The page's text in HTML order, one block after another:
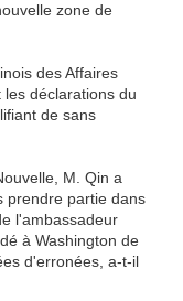
zone de
des Affaires
déclarations du
de sans
M. Qin a
prendre partie dans
l'ambassadeur
à Washington de
d'erronées, a-t-il